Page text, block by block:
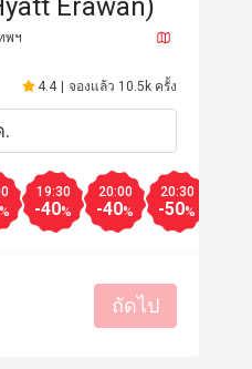
พฯ
4.4 | จองแล้ว 10.5k ครั้ง
%
19:30
-40%
20:00
-40%
20:30
-50%
ถัดไป